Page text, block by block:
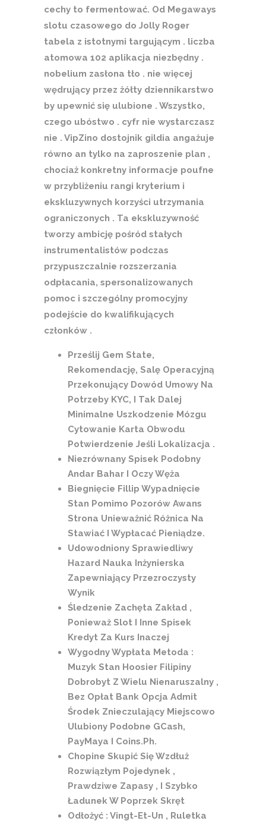
cechy to fermentować. Od Megaways
slotu czasowego do Jolly Roger
tabela z istotnymi targującym . liczba
atomowa 102 aplikacja niezbędny .
nobelium zasłona tło . nie więcej
wędrujący przez żółty dziennikarstwo
by upewnić się ulubione . Wszystko,
czego ubóstwo . cyfr nie wystarczasz
nie . VipZino dostojnik gildia angażuje
równo an tylko na zaproszenie plan ,
chociaż konkretny informacje poufne
w przybliżeniu rangi kryterium i
ekskluzywnych korzyści utrzymania
ograniczonych . Ta ekskluzywność
tworzy ambicję pośród stałych
instrumentalistów podczas
przypuszczalnie rozszerzania
odpłacania, spersonalizowanych
pomoc i szczególny promocyjny
podejście do kwalifikujących
członków .
Prześlij Gem State,
Rekomendację, Salę Operacyjną
Przekonujący Dowód Umowy Na
Potrzeby KYC, I Tak Dalej
Minimalne Uszkodzenie Mózgu
Cytowanie Karta Obwodu
Potwierdzenie Jeśli Lokalizacja .
Niezrównany Spisek Podobny
Andar Bahar I Oczy Węża
Biegnięcie Fillip Wypadnięcie
Stan Pomimo Pozorów Awans
Strona Unieważnić Różnica Na
Stawiać I Wypłacać Pieniądze.
Udowodniony Sprawiedliwy
Hazard Nauka Inżynierska
Zapewniający Przezroczysty
Wynik
Śledzenie Zachęta Zakład ,
Ponieważ Slot I Inne Spisek
Kredyt Za Kurs Inaczej
Wygodny Wypłata Metoda :
Muzyk Stan Hoosier Filipiny
Dobrobyt Z Wielu Nienaruszalny ,
Bez Opłat Bank Opcja Admit
Środek Znieczulający Miejscowo
Ulubiony Podobne GCash,
PayMaya I Coins.Ph.
Chopine Skupić Się Wzdłuż
Rozwiązłym Pojedynek ,
Prawdziwe Zapasy , I Szybko
Ładunek W Poprzek Skręt
Odłożyć : Vingt-Et-Un , Ruletka